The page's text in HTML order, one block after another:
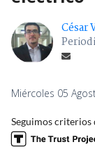
César
Miércoles 05
Seguimos criterios